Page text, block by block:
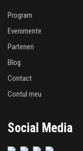
Program
Evenimente
Parteneri
Blog
Contact
Contul meu
Social Media